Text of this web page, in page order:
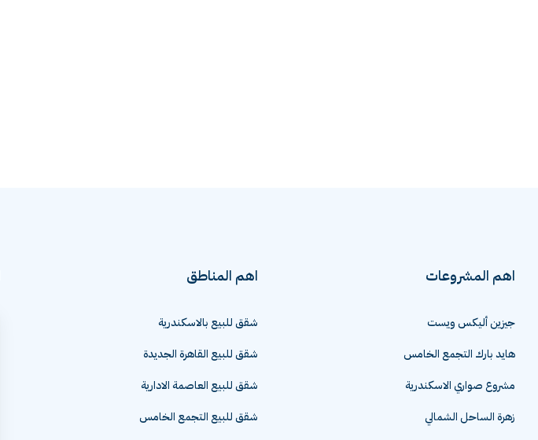
اهم المشروعات
جيزين أليكس ويست
هايد بارك التجمع الخامس
مشروع صواري الاسكندرية
زهرة الساحل الشمالي
اهم المناطق
شقق للبيع بالاسكندرية
شقق للبيع القاهرة الجديدة
شقق للبيع العاصمة الادارية
شقق للبيع التجمع الخامس